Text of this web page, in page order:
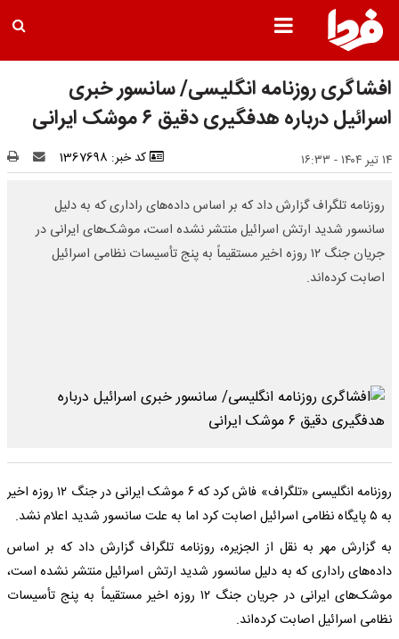
افشاگری روزنامه انگلیسی/ سانسور خبری
اسرائیل درباره هدفگیری دقیق ۶ موشک ایرانی
۱۴ تیر ۱۴۰۴ - ۱۶:۳۳ کد خبر: 1367698
روزنامه تلگراف گزارش داد که بر اساس داده‌های راداری که به دلیل
سانسور شدید ارتش اسرائیل منتشر نشده است، موشک‌های ایرانی در
جریان جنگ ۱۲ روزه اخیر مستقیماً به پنج تأسیسات نظامی اسرائیل
اصابت کرده‌اند.
روزنامه انگلیسی «تلگراف» فاش کرد که ۶ موشک ایرانی در جنگ ۱۲ روزه اخیر
به ۵ پایگاه نظامی اسرائیل اصابت کرد اما به علت سانسور شدید اعلام نشد.
به گزارش مهر به نقل از الجزیره، روزنامه تلگراف گزارش داد که بر اساس
داده‌های راداری که به دلیل سانسور شدید ارتش اسرائیل منتشر نشده است،
موشک‌های ایرانی در جریان جنگ ۱۲ روزه اخیر مستقیماً به پنج تأسیسات
نظامی اسرائیل اصابت کرده‌اند.